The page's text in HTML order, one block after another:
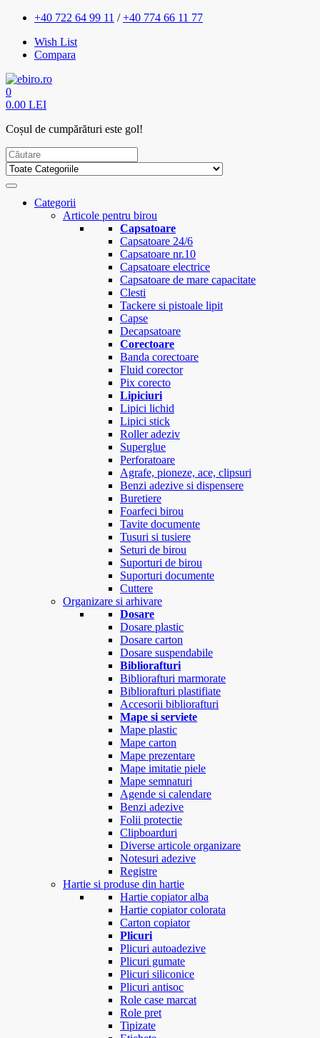
+40 722 64 99 11 /+40 774 66 11 77
Wish List
Compara
0
0.00 LEI
Coșul de cumpărături este gol!
Categorii
Articole pentru birou
Capsatoare
Capsatoare 24/6
Capsatoare nr.10
Capsatoare electrice
Capsatoare de mare capacitate
Clesti
Tackere si pistoale lipit
Capse
Decapsatoare
Corectoare
Banda corectoare
Fluid corector
Pix corecto
Lipiciuri
Lipici lichid
Lipici stick
Roller adeziv
Superglue
Perforatoare
Agrafe, pioneze, ace, clipsuri
Benzi adezive si dispensere
Buretiere
Foarfeci birou
Tavite documente
Tusuri si tusiere
Seturi de birou
Suporturi de birou
Suporturi documente
Cuttere
Organizare si arhivare
Dosare
Dosare plastic
Dosare carton
Dosare suspendabile
Bibliorafturi
Bibliorafturi marmorate
Bibliorafturi plastifiate
Accesorii bibliorafturi
Mape si serviete
Mape plastic
Mape carton
Mape prezentare
Mape imitatie piele
Mape semnaturi
Agende si calendare
Benzi adezive
Folii protectie
Clipboarduri
Diverse articole organizare
Notesuri adezive
Registre
Hartie si produse din hartie
Hartie copiator alba
Hartie copiator colorata
Carton copiator
Plicuri
Plicuri autoadezive
Plicuri gumate
Plicuri siliconice
Plicuri antisoc
Role case marcat
Role pret
Tipizate